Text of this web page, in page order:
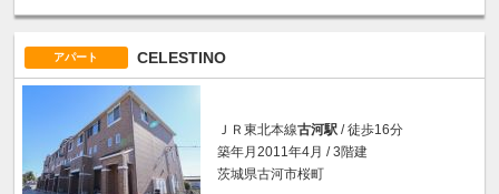
アパート CELESTINO
ＪＲ東北本線古河駅 / 徒歩16分
築年月2011年4月 / 3階建
茨城県古河市桜町